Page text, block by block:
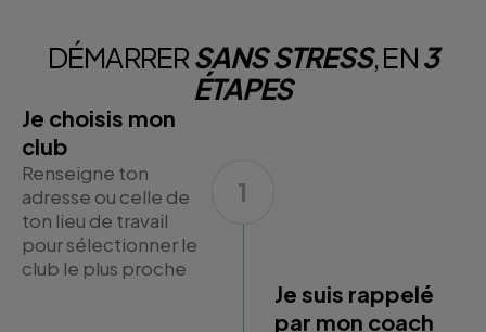
DÉMARRERSANS STRESS, EN3
ÉTAPES
Je choisis mon
club
Renseigne ton
adresse ou celle de
ton lieu de travail
pour sélectionner le
club le plus proche
1
Je suis rappelé
par mon coach